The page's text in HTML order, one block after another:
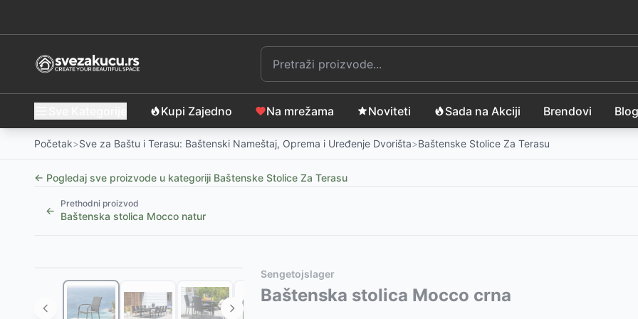
Kupi Zajedno Na mrežama Noviteti Sada na Akciji Brendovi Blog
Početak>Sve za Baštu i Terasu: Baštenski Nameštaj, Oprema i Uređenje Dvorišta>Baštenske Stolice Za Terasu
← Pogledaj sve proizvode u kategoriji Baštenske Stolice Za Terasu
←
Prethodni proizvod
Baštenska stolica Mocco natur
Baštenska stolica MIDDAGSBERGET natur - petan i čelik- 3850RSD
Baštenska stolica KRISTIANSTAD tamno zelena
Ovaj proizvod nije dostupan, pogledajte slične proizvode:
Keter Stolica Elisa Graphitte -3990 RSD
Sengetojslager
Baštenska stolica Mocco crna